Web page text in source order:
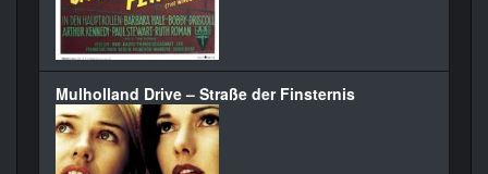
Mulholland Drive – Straße der Finsternis